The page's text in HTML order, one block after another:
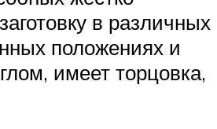
в различных
положениях и
имеет торцовка,